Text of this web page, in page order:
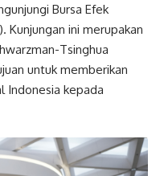
Bursa Efek
Kunjungan ini merupakan
Tsinghua
untuk memberikan
Indonesia kepada